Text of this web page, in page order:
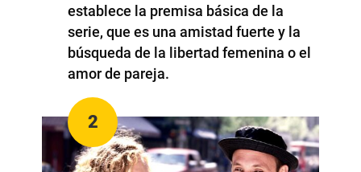
establece la premisa básica de la
serie, que es una amistad fuerte y la
búsqueda de la libertad femenina o el
amor de pareja.
2